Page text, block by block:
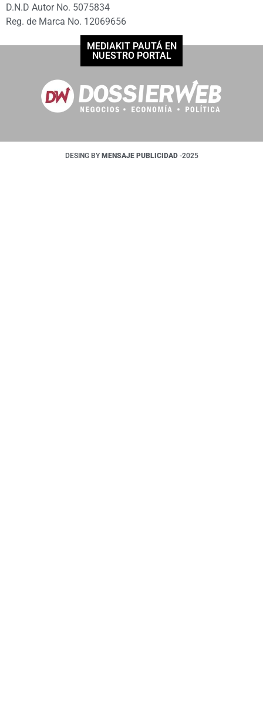
D.N.D Autor No. 5075834
Reg. de Marca No. 12069656
MEDIAKIT PAUTÁ EN
NUESTRO PORTAL
DESING BY MENSAJE PUBLICIDAD -2025